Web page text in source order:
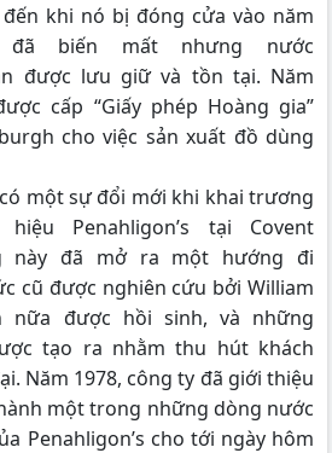
khi nó bị đóng cửa vào năm
đã biến mất nhưng nước
được lưu giữ và tồn tại. Năm
cấp “Giấy phép Hoàng gia”
cho việc sản xuất đồ dùng
một sự đổi mới khi khai trương
Penahligon’s tại Covent
này đã mở ra một hướng đi
cũ được nghiên cứu bởi William
nữa được hồi sinh, và những
tạo ra nhằm thu hút khách
Năm 1978, công ty đã giới thiệu
một trong những dòng nước
Penahligon’s cho tới ngày hôm